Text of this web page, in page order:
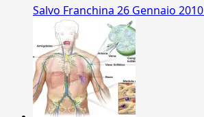
Salvo Franchina 26 Gennaio 2010